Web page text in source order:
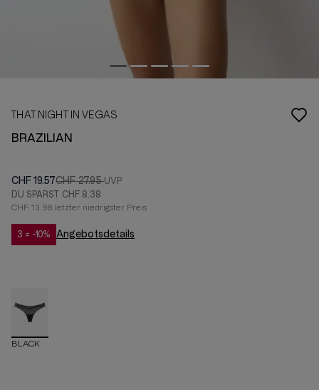
THAT NIGHT IN VEGAS
BRAZILIAN
CHF 19.57CHF 27.95
DU SPARST CHF 8.38
CHF 13.98 letzter niedrigster Preis
3 = -10% Angebotsdetails
BLACK